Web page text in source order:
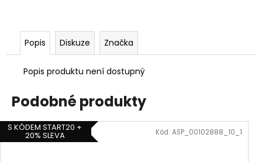
Popis Diskuze Značka
Popis produktu není dostupný
Podobné produkty
S KÓDEM START20 +
20% SLEVA Kód: ASP_00102888_10_1